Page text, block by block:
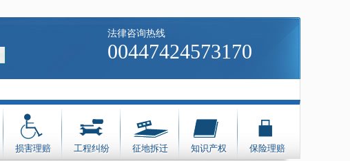
法律咨询热线
00447424573170
损害理赔 工程纠纷 征地拆迁 知识产权 保险理赔